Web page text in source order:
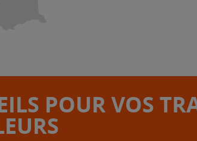
POUR VOS